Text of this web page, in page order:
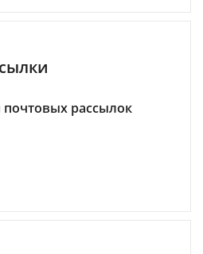
рассылок